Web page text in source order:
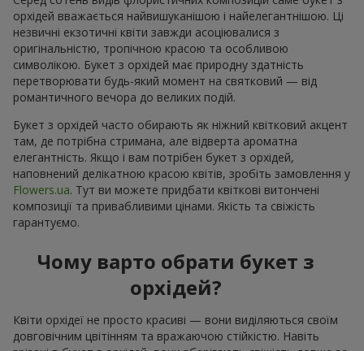
орхідей вважається найвишуканішою і найелегантнішою. Ці
незвичні екзотичні квіти завжди асоціювалися з
оригінальністю, тропічною красою та особливою
символікою. Букет з орхідей має природну здатність
перетворювати будь-який момент на святковий — від
романтичного вечора до великих подій.
Букет з орхідей часто обирають як ніжний квітковий акцент
там, де потрібна стримана, але відверта ароматна
елегантність. Якщо і вам потрібен букет з орхідей,
наповнений делікатною красою квітів, зробіть замовлення у
Flowers.ua. Тут ви можете придбати квіткові витончені
композиції та привабливими цінами. Якість та свіжість
гарантуємо.
Чому варто обрати букет з
орхідей?
Квіти орхідеї не просто красиві — вони виділяються своїм
довговічним цвітінням та вражаючою стійкістю. Навіть